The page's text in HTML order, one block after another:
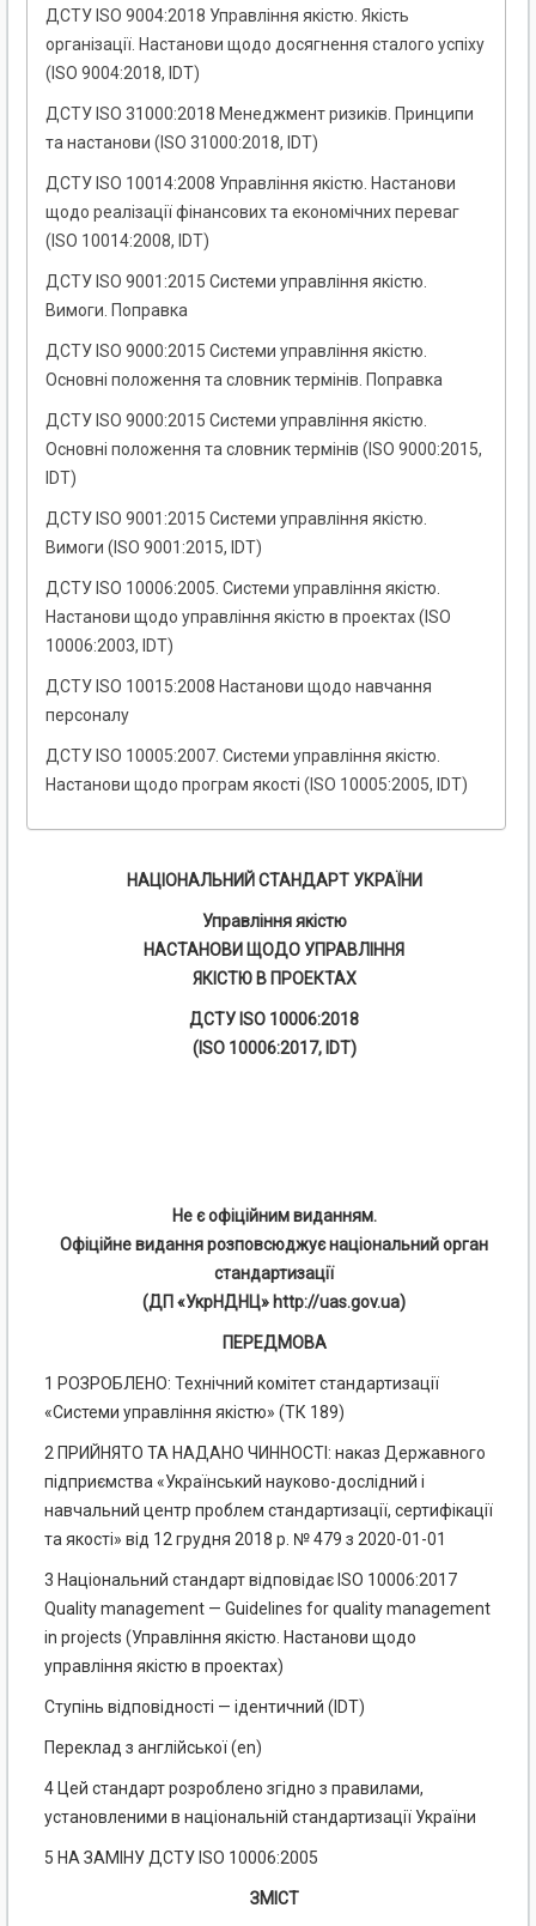
ДСТУ ISO 9004:2018 Управління якістю. Якість
організації. Настанови щодо досягнення сталого успіху
(ISO 9004:2018, IDT)
ДСТУ ISO 31000:2018 Менеджмент ризиків. Принципи
та настанови (ISO 31000:2018, IDT)
ДСТУ ISO 10014:2008 Управління якістю. Настанови
щодо реалізації фінансових та економічних переваг
(ISO 10014:2008, IDT)
ДСТУ ISO 9001:2015 Системи управління якістю.
Вимоги. Поправка
ДСТУ ISO 9000:2015 Системи управління якістю.
Основні положення та словник термінів. Поправка
ДСТУ ISO 9000:2015 Системи управління якістю.
Основні положення та словник термінів (ISO 9000:2015,
IDT)
ДСТУ ISO 9001:2015 Системи управління якістю.
Вимоги (ISO 9001:2015, IDT)
ДСТУ ISO 10006:2005. Системи управління якістю.
Настанови щодо управління якістю в проектах (ISO
10006:2003, IDТ)
ДСТУ ISO 10015:2008 Настанови щодо навчання
персоналу
ДСТУ ISO 10005:2007. Системи управління якістю.
Настанови щодо програм якості (ISO 10005:2005, IDТ)
НАЦІОНАЛЬНИЙ СТАНДАРТ УКРАЇНИ
Управління якістю
НАСТАНОВИ ЩОДО УПРАВЛІННЯ
ЯКІСТЮ В ПРОЕКТАХ
ДСТУ ISO 10006:2018
(ISO 10006:2017, IDT)
Не є офіційним виданням.
Офіційне видання розповсюджує національний орган
стандартизації
(ДП «УкрНДНЦ» http://uas.gov.ua)
ПЕРЕДМОВА
1 РОЗРОБЛЕНО: Технічний комітет стандартизації
«Системи управління якістю» (ТК 189)
2 ПРИЙНЯТО ТА НАДАНО ЧИННОСТІ: наказ Державного
підприємства «Український науково-дослідний і
навчальний центр проблем стандартизації, сертифікації
та якості» від 12 грудня 2018 р. № 479 з 2020-01-01
3 Національний стандарт відповідає ISO 10006:2017
Quality management — Guidelines for quality management
in projects (Управління якістю. Настанови щодо
управління якістю в проектах)
Ступінь відповідності — ідентичний (IDT)
Переклад з англійської (еn)
4 Цей стандарт розроблено згідно з правилами,
установленими в національній стандартизації України
5 НА ЗАМІНУ ДСТУ ISO 10006:2005
ЗМІСТ